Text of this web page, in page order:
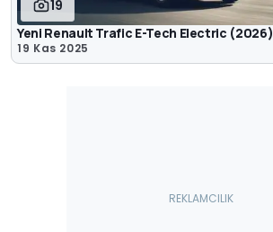
19
Yeni Renault Trafic E-Tech Electric (2026)
19 Kas 2025